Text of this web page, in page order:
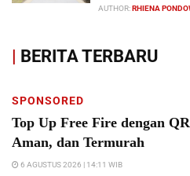
AUTHOR:RHIENA
| BERITA TERBARU
SPONSORED
Top Up Free Fire dengan
Aman, dan Termurah
6 AGUSTUS 2026 | 14:11 WIB